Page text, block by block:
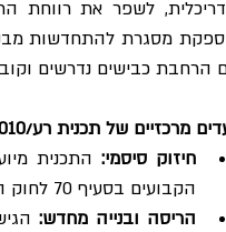
הרחבת כבישים נדרשים
מרכזיים של תכנית רע/1010/ב:
חיזוק סיסמי:
הקבועים בסעיף 70 לחוק התכנון והבניה. מבנים המיועדים לשימור ברשימת השימור של העיר אינם נכללים.
הריסה ובנייה מחדש: